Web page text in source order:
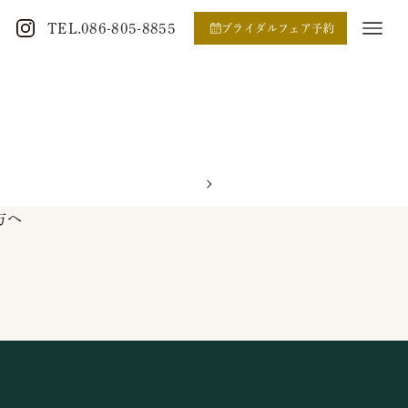
TEL.086-805-8855 ブライダルフェア予約
へ